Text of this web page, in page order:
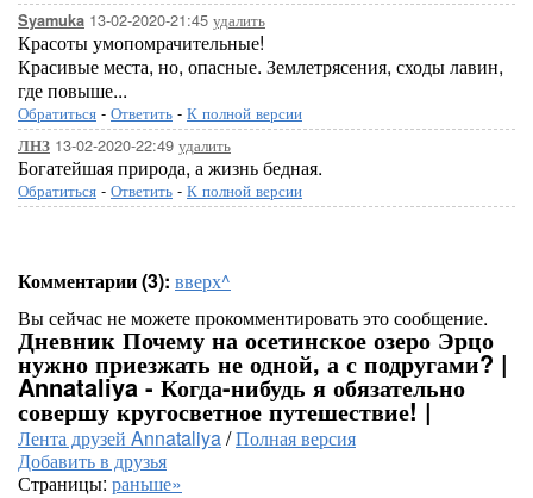
Syamuka 13-02-2020-21:45 удалить
Красоты умопомрачительные!
Красивые места, но, опасные. Землетрясения, сходы лавин,
где повыше...
Обратиться - Ответить - К полной версии
ЛНЗ 13-02-2020-22:49 удалить
Богатейшая природа, а жизнь бедная.
Обратиться - Ответить - К полной версии
Комментарии (3): вверх^
Вы сейчас не можете прокомментировать это сообщение.
Дневник Почему на осетинское озеро Эрцо
нужно приезжать не одной, а с подругами? |
Annataliya - Когда-нибудь я обязательно
совершу кругосветное путешествие! |
Лента друзей Annataliya/Полная версия
Добавить в друзья
Страницы: раньше»